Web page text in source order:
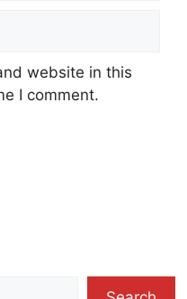
website in this
I comment.